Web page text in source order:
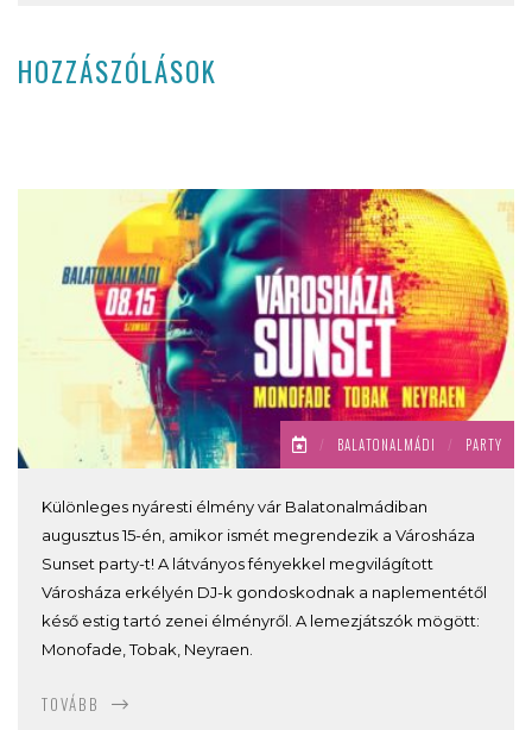
HOZZÁSZÓLÁSOK
/ BALATONALMÁDI / PARTY
Különleges nyáresti élmény vár Balatonalmádiban
augusztus 15-én, amikor ismét megrendezik a Városháza
Sunset party-t! A látványos fényekkel megvilágított
Városháza erkélyén DJ-k gondoskodnak a naplementétől
késő estig tartó zenei élményről. A lemezjátszók mögött:
Monofade, Tobak, Neyraen.
TOVÁBB